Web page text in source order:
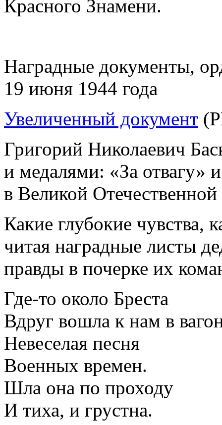
Красного Знамени.
Наградные документы,
19 июня 1944 года
Увеличенный документ
Григорий Николаевич
и медалями: «За отвагу»
в Великой
Какие глубокие чувства,
читая наградные листы
правды в почерке их
Где-то около Бреста
Вдруг вошла к нам в
Невеселая песня
Военных времен.
Шла она по проходу
И тиха, и грустна.